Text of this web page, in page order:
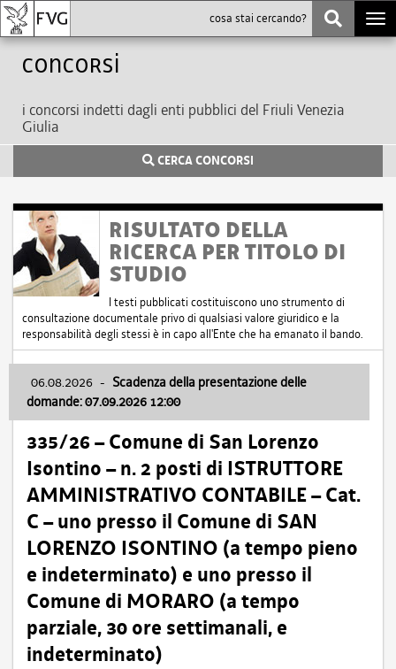
Concorsi
i concorsi indetti dagli enti pubblici del Friuli Venezia
Giulia
CERCA CONCORSI
RISULTATO DELLA
RICERCA PER TITOLO DI
STUDIO
I testi pubblicati costituiscono uno strumento di
consultazione documentale privo di qualsiasi valore giuridico e la
responsabilità degli stessi è in capo all'Ente che ha emanato il bando.
06.08.2026 - Scadenza della presentazione delle
domande: 07.09.2026 12:00
335/26 – Comune di San Lorenzo
Isontino – n. 2 posti di ISTRUTTORE
AMMINISTRATIVO CONTABILE – Cat.
C – uno presso il Comune di SAN
LORENZO ISONTINO (a tempo pieno
e indeterminato) e uno presso il
Comune di MORARO (a tempo
parziale, 30 ore settimanali, e
indeterminato)